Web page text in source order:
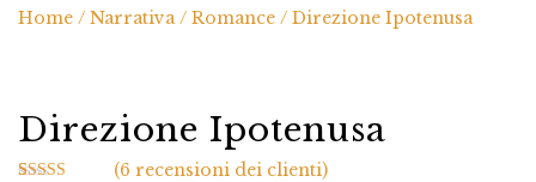
Home / Narrativa/ Romance / Direzione Ipotenusa
Direzione Ipotenusa
(6 recensioni dei clienti)